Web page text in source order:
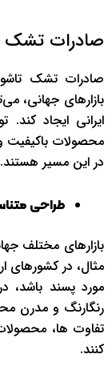
صادرات تشک
صادرات تشک
بازارهای جهانی،
ایرانی ایجاد کند.
محصولات باکیفیت
در این مسیر هستند.
طراحی
بازارهای مختلف
مثال، در کشورهای
مورد پسند باشد،
رنگارنگ و مدرن
تفاوت‌ ها،
کنند.